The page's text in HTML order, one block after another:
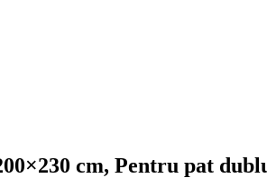
cm, Pentru pat